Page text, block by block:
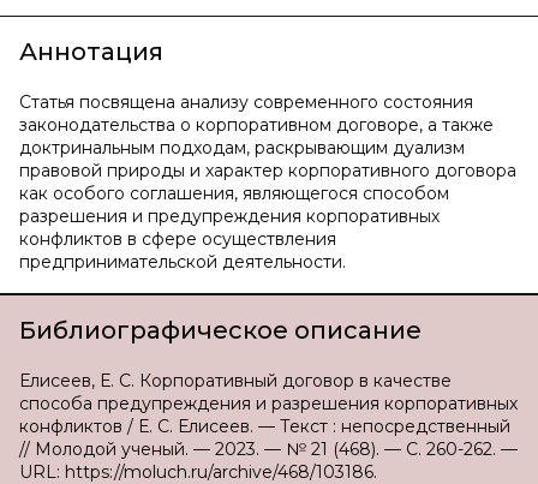
Аннотация
Статья посвящена анализу современного состояния
законодательства о корпоративном договоре, а также
доктринальным подходам, раскрывающим дуализм
правовой природы и характер корпоративного договора
как особого соглашения, являющегося способом
разрешения и предупреждения корпоративных
конфликтов в сфере осуществления
предпринимательской деятельности.
Библиографическое описание
Елисеев, Е. С. Корпоративный договор в качестве
способа предупреждения и разрешения корпоративных
конфликтов / Е. С. Елисеев. — Текст : непосредственный
// Молодой ученый. — 2023. — № 21 (468). — С. 260-262. —
URL: https://moluch.ru/archive/468/103186.